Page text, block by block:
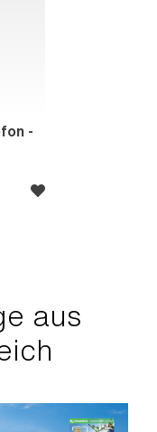
-
aus